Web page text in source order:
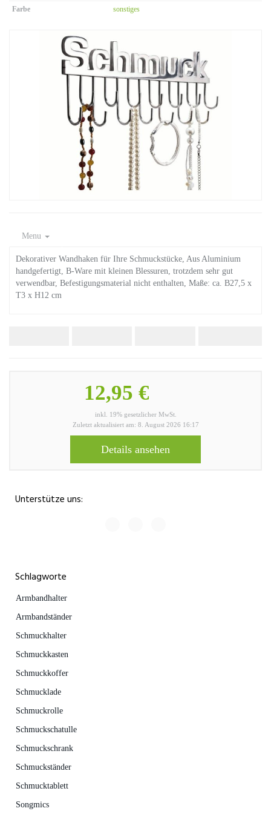
Farbe
sonstiges
Menu
Dekorativer Wandhaken für Ihre Schmuckstücke, Aus Aluminium
handgefertigt, B-Ware mit kleinen Blessuren, trotzdem sehr gut
verwendbar, Befestigungsmaterial nicht enthalten, Maße: ca. B27,5 x
T3 x H12 cm
12,95 €
inkl. 19% gesetzlicher MwSt.
Zuletzt aktualisiert am: 8. August 2026 16:17
Details ansehen
Unterstütze uns:
Schlagworte
Armbandhalter
Armbandständer
Schmuckhalter
Schmuckkasten
Schmuckkoffer
Schmucklade
Schmuckrolle
Schmuckschatulle
Schmuckschrank
Schmuckständer
Schmucktablett
Songmics